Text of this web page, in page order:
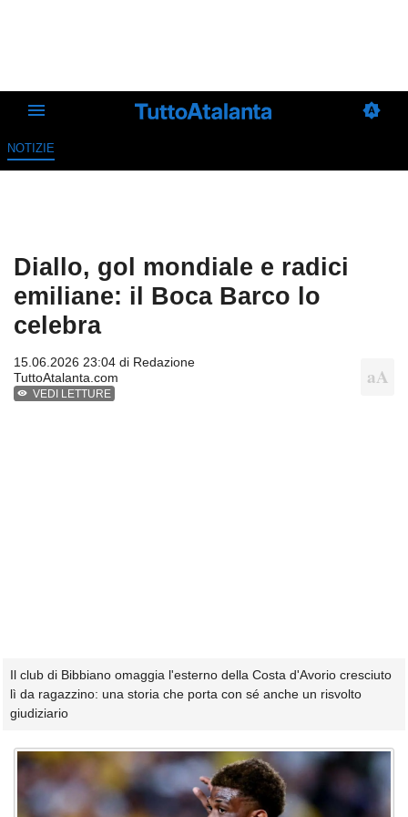
NOTIZIE
Diallo, gol mondiale e radici
emiliane: il Boca Barco lo
celebra
15.06.2026 23:04 di Redazione
TuttoAtalanta.com
VEDI LETTURE
Il club di Bibbiano omaggia l'esterno della Costa d'Avorio cresciuto
lì da ragazzino: una storia che porta con sé anche un risvolto
giudiziario